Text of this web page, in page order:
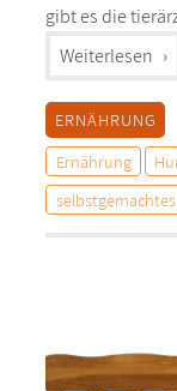
gibt es die
Weiterlesen "%s"
ERNÄHRUNG
Ernährung